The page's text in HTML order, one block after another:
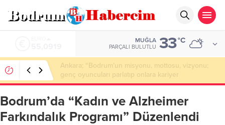
MUĞLA
PARÇALI BULUTLU 33°C
Bodrum’da Drone Destekli Uyuşturucu
Operasyonu: 2 Tutuklama
Bodrum’da “Kadın ve Alzheimer
Farkındalık Programı” Düzenlendi